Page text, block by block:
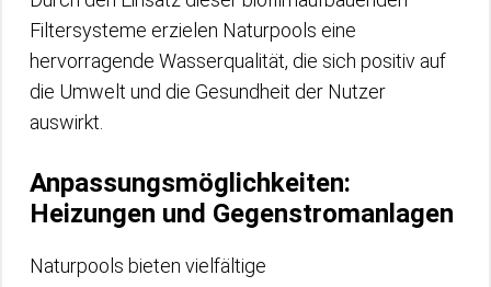
Filtersysteme erzielen Naturpools eine
hervorragende Wasserqualität, die sich positiv auf
die Umwelt und die Gesundheit der Nutzer
auswirkt.
Anpassungsmöglichkeiten:
Heizungen und Gegenstromanlagen
Naturpools bieten vielfältige